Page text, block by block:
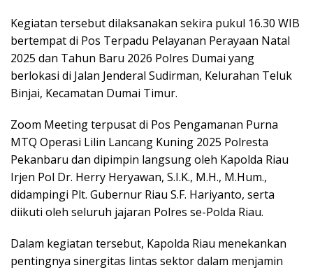
Kegiatan tersebut dilaksanakan sekira pukul 16.30 WIB
bertempat di Pos Terpadu Pelayanan Perayaan Natal
2025 dan Tahun Baru 2026 Polres Dumai yang
berlokasi di Jalan Jenderal Sudirman, Kelurahan Teluk
Binjai, Kecamatan Dumai Timur.
Zoom Meeting terpusat di Pos Pengamanan Purna
MTQ Operasi Lilin Lancang Kuning 2025 Polresta
Pekanbaru dan dipimpin langsung oleh Kapolda Riau
Irjen Pol Dr. Herry Heryawan, S.I.K., M.H., M.Hum.,
didampingi Plt. Gubernur Riau S.F. Hariyanto, serta
diikuti oleh seluruh jajaran Polres se-Polda Riau.
Dalam kegiatan tersebut, Kapolda Riau menekankan
pentingnya sinergitas lintas sektor dalam menjamin